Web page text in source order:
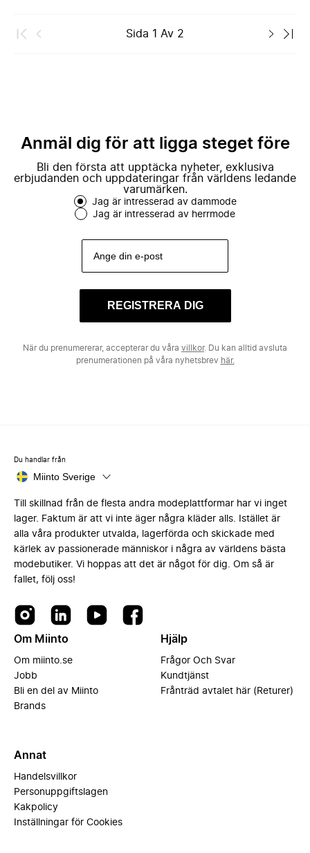
Sida 1 Av 2
Anmäl dig för att ligga steget före
Bli den första att upptäcka nyheter, exklusiva
erbjudanden och uppdateringar från världens ledande
varumärken.
Jag är intresserad av dammode
Jag är intresserad av herrmode
REGISTRERA DIG
När du prenumererar, accepterar du våra villkor. Du kan alltid avsluta
prenumerationen på våra nyhetsbrev här.
Du handlar från
Miinto Sverige
Till skillnad från de flesta andra modeplattformar har vi inget
lager. Faktum är att vi inte äger några kläder alls. Istället är
alla våra produkter utvalda, lagerförda och skickade med
kärlek av passionerade människor i några av världens bästa
modebutiker. Vi hoppas att det är något för dig. Om så är
fallet, följ oss!
Om Miinto
Om miinto.se
Jobb
Bli en del av Miinto
Brands
Hjälp
Frågor Och Svar
Kundtjänst
Frånträd avtalet här (Returer)
Annat
Handelsvillkor
Personuppgiftslagen
Kakpolicy
Inställningar för Cookies